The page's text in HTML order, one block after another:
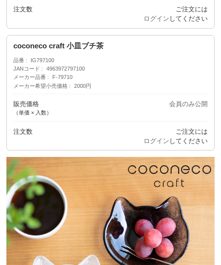
注文数
ご注文には
ログイン してください
coconeco craft 小皿ブチ茶
品番
IG797100
JANコード
4963972797100
メーカー品番
F-79710
メーカー希望小売価格
2000円
販売価格
（単価 × 入数）
会員のみ公開
注文数
ご注文には
ログイン してください